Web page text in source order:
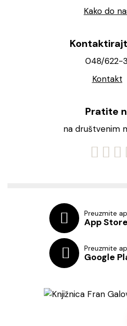
Kako do
048/622-
Kontakt
Pratite
na društvenim
Preuzmite
App Store
Preuzmite
Google